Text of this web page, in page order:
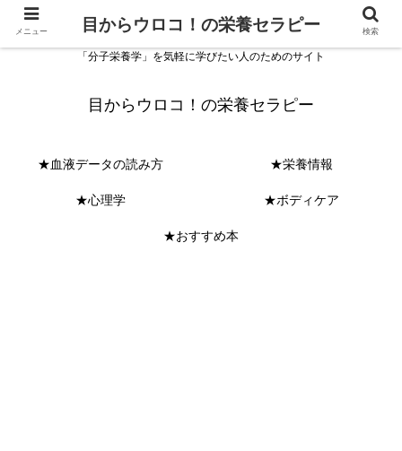
「分子栄養学」を気軽に学びたい人のためのサイト
目からウロコ！の栄養セラピー
★血液データの読み方 ★栄養情報
★心理学 ★ボディケア
★おすすめ本
メニュー 目からウロコ！の栄養セラピー 検索